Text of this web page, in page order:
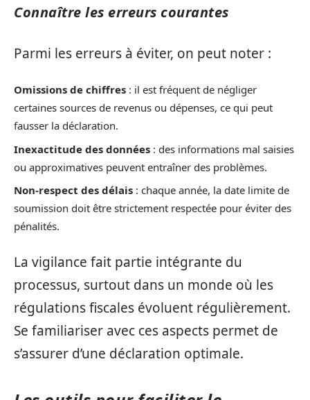
Connaître les erreurs courantes
Parmi les erreurs à éviter, on peut noter :
Omissions de chiffres : il est fréquent de négliger
certaines sources de revenus ou dépenses, ce qui peut
fausser la déclaration.
Inexactitude des données : des informations mal saisies
ou approximatives peuvent entraîner des problèmes.
Non-respect des délais : chaque année, la date limite de
soumission doit être strictement respectée pour éviter des
pénalités.
La vigilance fait partie intégrante du
processus, surtout dans un monde où les
régulations fiscales évoluent régulièrement.
Se familiariser avec ces aspects permet de
s’assurer d’une déclaration optimale.